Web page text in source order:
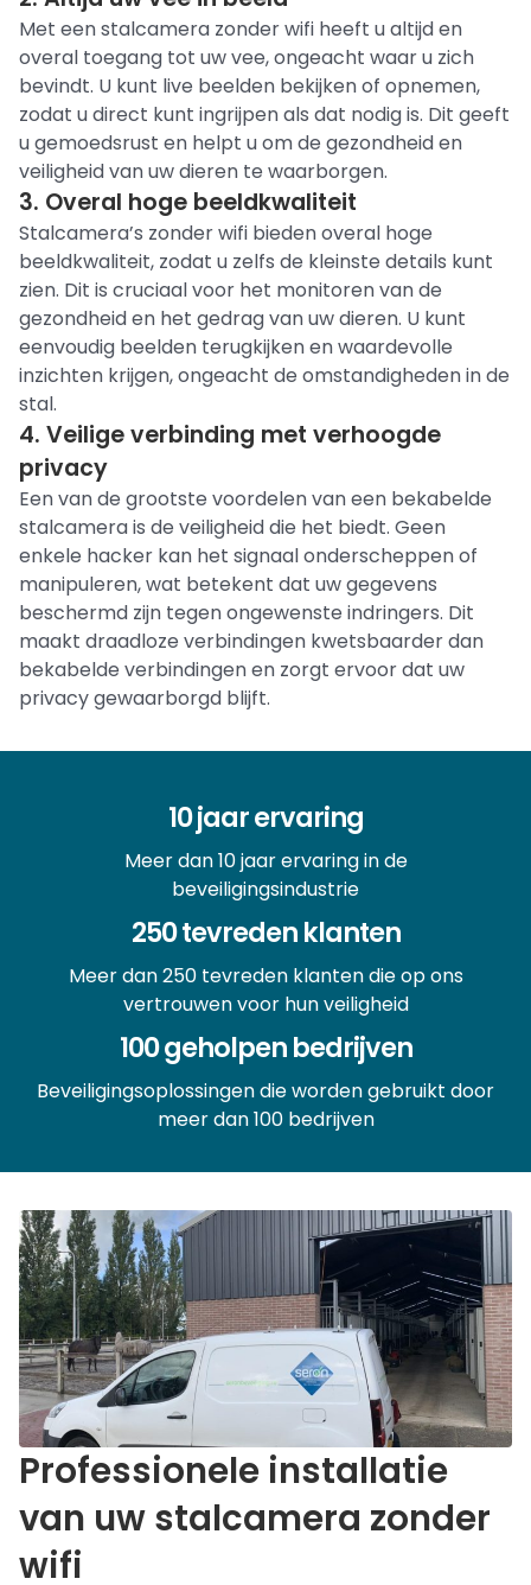
Met een stalcamera zonder wifi heeft u altijd en
overal toegang tot uw vee, ongeacht waar u zich
bevindt. U kunt live beelden bekijken of opnemen,
zodat u direct kunt ingrijpen als dat nodig is. Dit geeft
u gemoedsrust en helpt u om de gezondheid en
veiligheid van uw dieren te waarborgen.
3. Overal hoge beeldkwaliteit
Stalcamera’s zonder wifi bieden overal hoge
beeldkwaliteit, zodat u zelfs de kleinste details kunt
zien. Dit is cruciaal voor het monitoren van de
gezondheid en het gedrag van uw dieren. U kunt
eenvoudig beelden terugkijken en waardevolle
inzichten krijgen, ongeacht de omstandigheden in de
stal.
4. Veilige verbinding met verhoogde
privacy
Een van de grootste voordelen van een bekabelde
stalcamera is de veiligheid die het biedt. Geen
enkele hacker kan het signaal onderscheppen of
manipuleren, wat betekent dat uw gegevens
beschermd zijn tegen ongewenste indringers. Dit
maakt draadloze verbindingen kwetsbaarder dan
bekabelde verbindingen en zorgt ervoor dat uw
privacy gewaarborgd blijft.
10 jaar ervaring
Meer dan 10 jaar ervaring in de
beveiligingsindustrie
250 tevreden klanten
Meer dan 250 tevreden klanten die op ons
vertrouwen voor hun veiligheid
100 geholpen bedrijven
Beveiligingsoplossingen die worden gebruikt door
meer dan 100 bedrijven
Professionele installatie
van uw stalcamera zonder
wifi